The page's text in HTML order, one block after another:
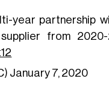
year partnership
from 2020-
January 7, 2020